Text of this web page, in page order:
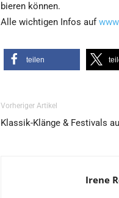
bie­ren können.
Alle wich­ti­gen Infos auf
tei­len
Vorheriger Artikel
Klassik-Klänge & Festivals
Irene